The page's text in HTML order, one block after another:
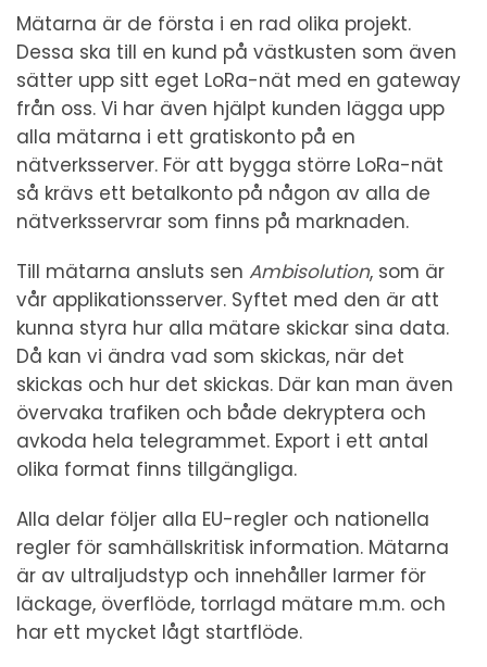
Mätarna är de första i en rad olika projekt.
Dessa ska till en kund på västkusten som även
sätter upp sitt eget LoRa-nät med en gateway
från oss. Vi har även hjälpt kunden lägga upp
alla mätarna i ett gratiskonto på en
nätverksserver. För att bygga större LoRa-nät
så krävs ett betalkonto på någon av alla de
nätverksservrar som finns på marknaden.
Till mätarna ansluts sen Ambisolution, som är
vår applikationsserver. Syftet med den är att
kunna styra hur alla mätare skickar sina data.
Då kan vi ändra vad som skickas, när det
skickas och hur det skickas. Där kan man även
övervaka trafiken och både dekryptera och
avkoda hela telegrammet. Export i ett antal
olika format finns tillgängliga.
Alla delar följer alla EU-regler och nationella
regler för samhällskritisk information. Mätarna
är av ultraljudstyp och innehåller larmer för
läckage, överflöde, torrlagd mätare m.m. och
har ett mycket lågt startflöde.